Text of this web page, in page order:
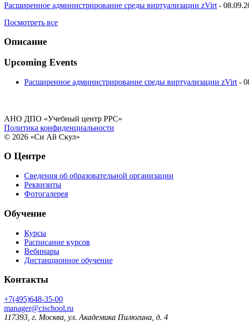
Расширенное администрирование среды виртуализации zVirt -
Посмотреть все
Описание
Upcoming Events
Расширенное администрирование среды виртуализации zVirt -
АНО ДПО «Учебный центр РРС»
Политика конфиденциальности
© 2026 «Си Ай Скул»
О Центре
Сведения об образовательной организации
Реквизиты
Фотогалерея
Обучение
Курсы
Расписание курсов
Вебинары
Дистанционное обучение
Контакты
+7(495)648-35-00
manager@cischool.ru
117393, г. Москва, ул. Академика Пилюгина, д. 4